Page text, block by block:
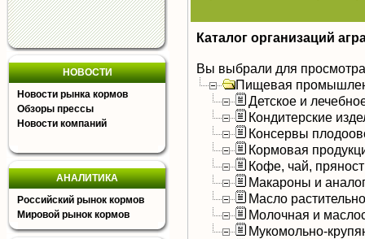
НОВОСТИ
Новости рынка кормов
Обзоры прессы
Новости компаний
АНАЛИТИКА
Российский рынок кормов
Мировой рынок кормов
Каталог организаций
Вы выбрали для
Пищевая
Детское и
Кондитерские
Консервы
Кормовая
Кофе, чай,
Макароны и
Масло
Молочная и
Мукомольно-